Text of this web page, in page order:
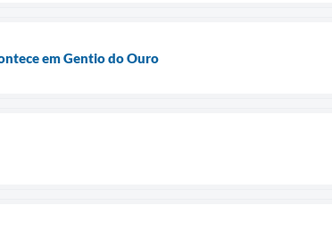
em Gentio do Ouro